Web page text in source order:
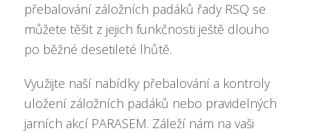
přebalování záložních padáků řady RSQ se
můžete těšit z jejich funkčnosti ještě dlouho
po běžné desetileté lhůtě.
Využijte naší nabídky přebalování a kontroly
uložení záložních padáků nebo pravidelných
jarních akcí PARASEM. Záleží nám na vaši